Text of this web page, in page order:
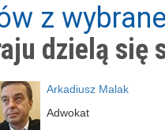
z
dzielą się
Arkadiusz Malak
Adwokat